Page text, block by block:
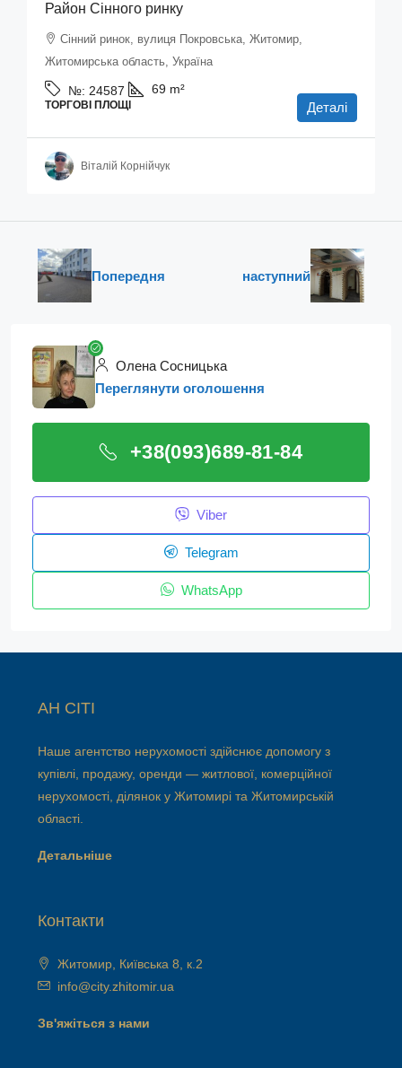
Район Сінного ринку
Сінний ринок, вулиця Покровська, Житомир,
Житомирська область, Україна
№: 24587 69 m²
ТОРГОВІ ПЛОЩІ Деталі
Віталій Корнійчук
Попередня наступний
Олена Сосницька
Переглянути оголошення
+38(093)689-81-84
Viber
Telegram
WhatsApp
АН СІТІ
Наше агентство нерухомості здійснює допомогу з
купівлі, продажу, оренди — житлової, комерційної
нерухомості, ділянок у Житомирі та Житомирській
області.
Детальніше
Контакти
Житомир, Київська 8, к.2
info@city.zhitomir.ua
Зв'яжіться з нами